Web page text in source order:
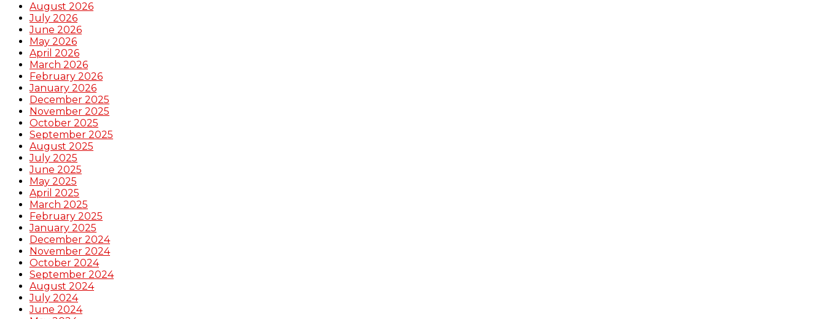
August 2026
July 2026
June 2026
May 2026
April 2026
March 2026
February 2026
January 2026
December 2025
November 2025
October 2025
September 2025
August 2025
July 2025
June 2025
May 2025
April 2025
March 2025
February 2025
January 2025
December 2024
November 2024
October 2024
September 2024
August 2024
July 2024
June 2024